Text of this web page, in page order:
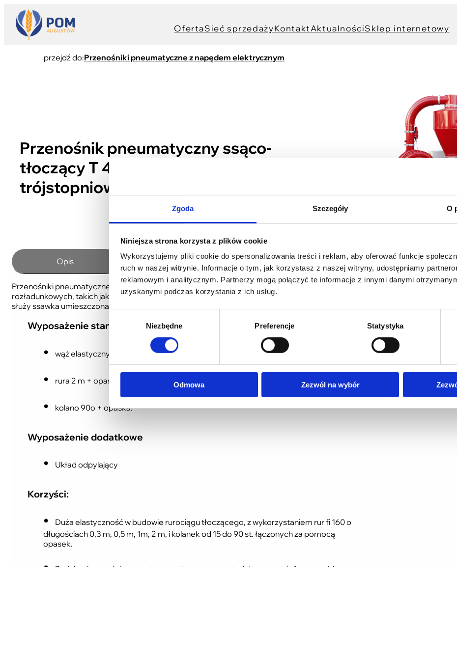
Zgoda Szczegóły O
Niniejsza strona korzysta z plików cookie
Wykorzystujemy pliki cookie do spersonalizowania treści i reklam, aby oferować funkcje
ruch w naszej witrynie. Informacje o tym, jak korzystasz z naszej witryny, udostępniamy
reklamowym i analitycznym. Partnerzy mogą połączyć te informacje z innymi danymi
uzyskanymi podczas korzystania z ich usług.
zgody
Niezbędne Preferencje Statystyka
Odmowa Zezwól na wybór
OfertaSieć sprzedażyKontaktAktualnościSklep internetowy
przejdź do:Przenośniki pneumatyczne z napędem elektrycznym
Przenośnik pneumatyczny ssąco-
tłoczący T 449/2 37kW z wentylatorem
trójstopniowym
Opis Dane techniczne Multimedia Pliki do pobrania
Przenośniki pneumatyczne ssąco-tłoczące przeznaczone są do transportowania ziarna zbóż w kierunku poziomym i
rozładunkowych, takich jak: przeładunek ziarna z pryzmy, zbiorników zbożowych lub silosów z jednoczesnym
służy ssawka umieszczona na końcu elastycznego węża, a następnie poprzez cyklon i dozownik zboże przekazywane
Wyposażenie standardowe
wąż elastyczny poliuretanowy z ssawką + opaska,
rura 2 m + opaska,
kolano 90o + opaska.
Wyposażenie dodatkowe
Układ odpylający
Korzyści:
Duża elastyczność w budowie rurociągu tłoczącego, z wykorzystaniem rur fi 160 o
długościach 0,3 m, 0,5 m, 1m, 2 m, i kolanek od 15 do 90 st. łączonych za pomocą
opasek.
Brak konieczności zasypu transportowanego materiału, przenośnik sam pobiera